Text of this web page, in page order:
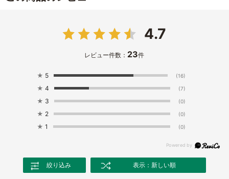
4.7
レビュー件数： 23件
★ 5 (16)
★ 4 (7)
★ 3 (0)
★ 2 (0)
★ 1 (0)
絞り込み 表示：新しい順